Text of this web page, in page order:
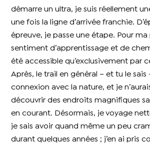
démarre un ultra, je suis réellement
une fois la ligne d’arrivée franchie.
épreuve, je passe une étape. Pour ma
sentiment d’apprentissage et de
été accessible qu’exclusivement par
Après, le trail en général – et tu le
connexion avec la nature, et je
découvrir des endroits magnifiques
en courant. Désormais, je voyage
je sais avoir quand même un peu
durant quelques années ; j’en ai pris